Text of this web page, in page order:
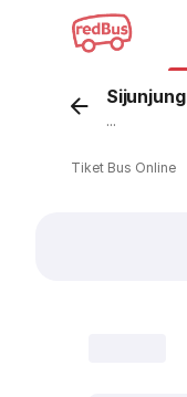
Sijunjung
...
Tiket Bus Online